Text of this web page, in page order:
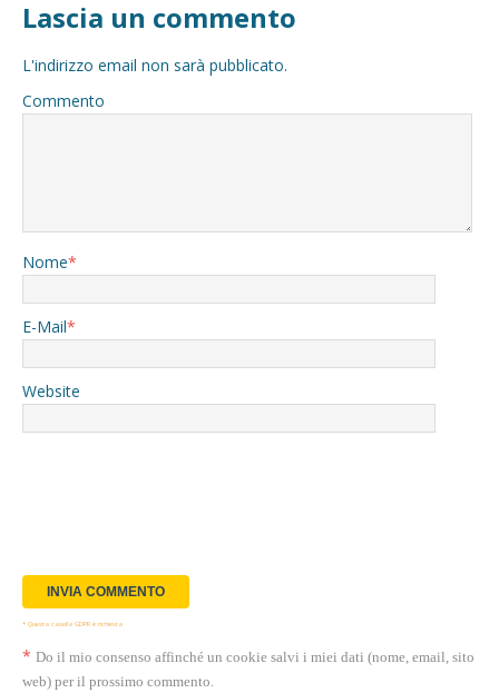
Lascia un commento
L'indirizzo email non sarà pubblicato.
Commento
Nome*
E-Mail*
Website
* Questa casella GDPR è richiesta
* Do il mio consenso affinché un cookie salvi i miei dati (nome, email, sito
web) per il prossimo commento.